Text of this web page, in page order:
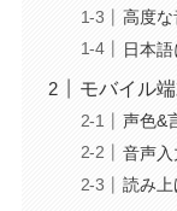
高度
日本
モバイル
声色&
音声
読み